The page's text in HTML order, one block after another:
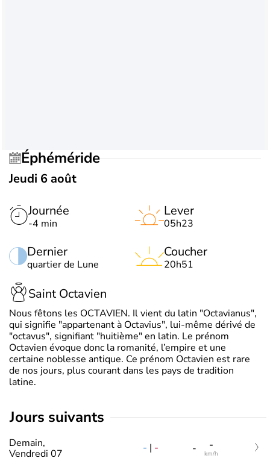
Éphéméride
Jeudi 6 août
Journée
-4 min
Dernier
quartier de Lune
Lever
05h23
Coucher
20h51
Saint Octavien
Nous fêtons les OCTAVIEN. Il vient du latin "Octavianus",
qui signifie "appartenant à Octavius", lui-même dérivé de
"octavus", signifiant "huitième" en latin. Le prénom
Octavien évoque donc la romanité, l’empire et une
certaine noblesse antique. Ce prénom Octavien est rare
de nos jours, plus courant dans les pays de tradition
latine.
jours suivants
Demain,
Vendredi 07
- | - - -
km/h